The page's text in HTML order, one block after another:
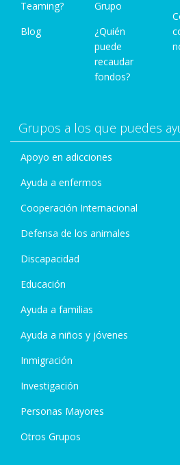
Teaming?
Blog
Grupo
¿Quién
puede
recaudar
fondos?
Grupos a los que puedes
Apoyo en adicciones
Ayuda a enfermos
Cooperación Internacional
Defensa de los animales
Discapacidad
Educación
Ayuda a familias
Ayuda a niños y jóvenes
Inmigración
Investigación
Personas Mayores
Otros Grupos